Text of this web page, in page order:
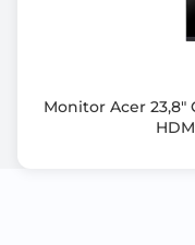
Obrót wokół
Tak - 130mm
Monitor Acer 23,8"